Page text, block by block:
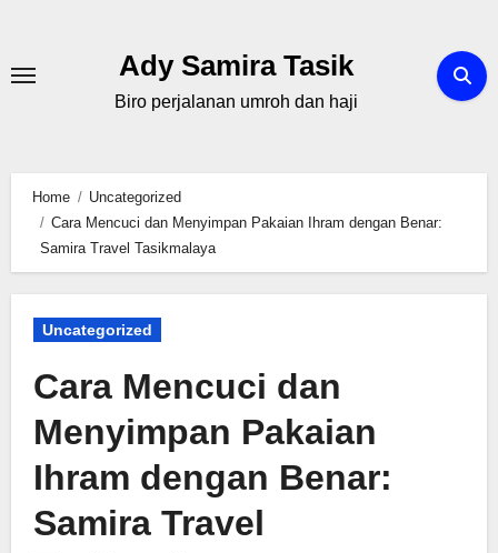
content
Ady Samira Tasik
Biro perjalanan umroh dan haji
Home
Uncategorized
Cara Mencuci dan Menyimpan Pakaian Ihram dengan Benar:
Samira Travel Tasikmalaya
Uncategorized
Cara Mencuci dan
Menyimpan Pakaian
Ihram dengan Benar:
Samira Travel